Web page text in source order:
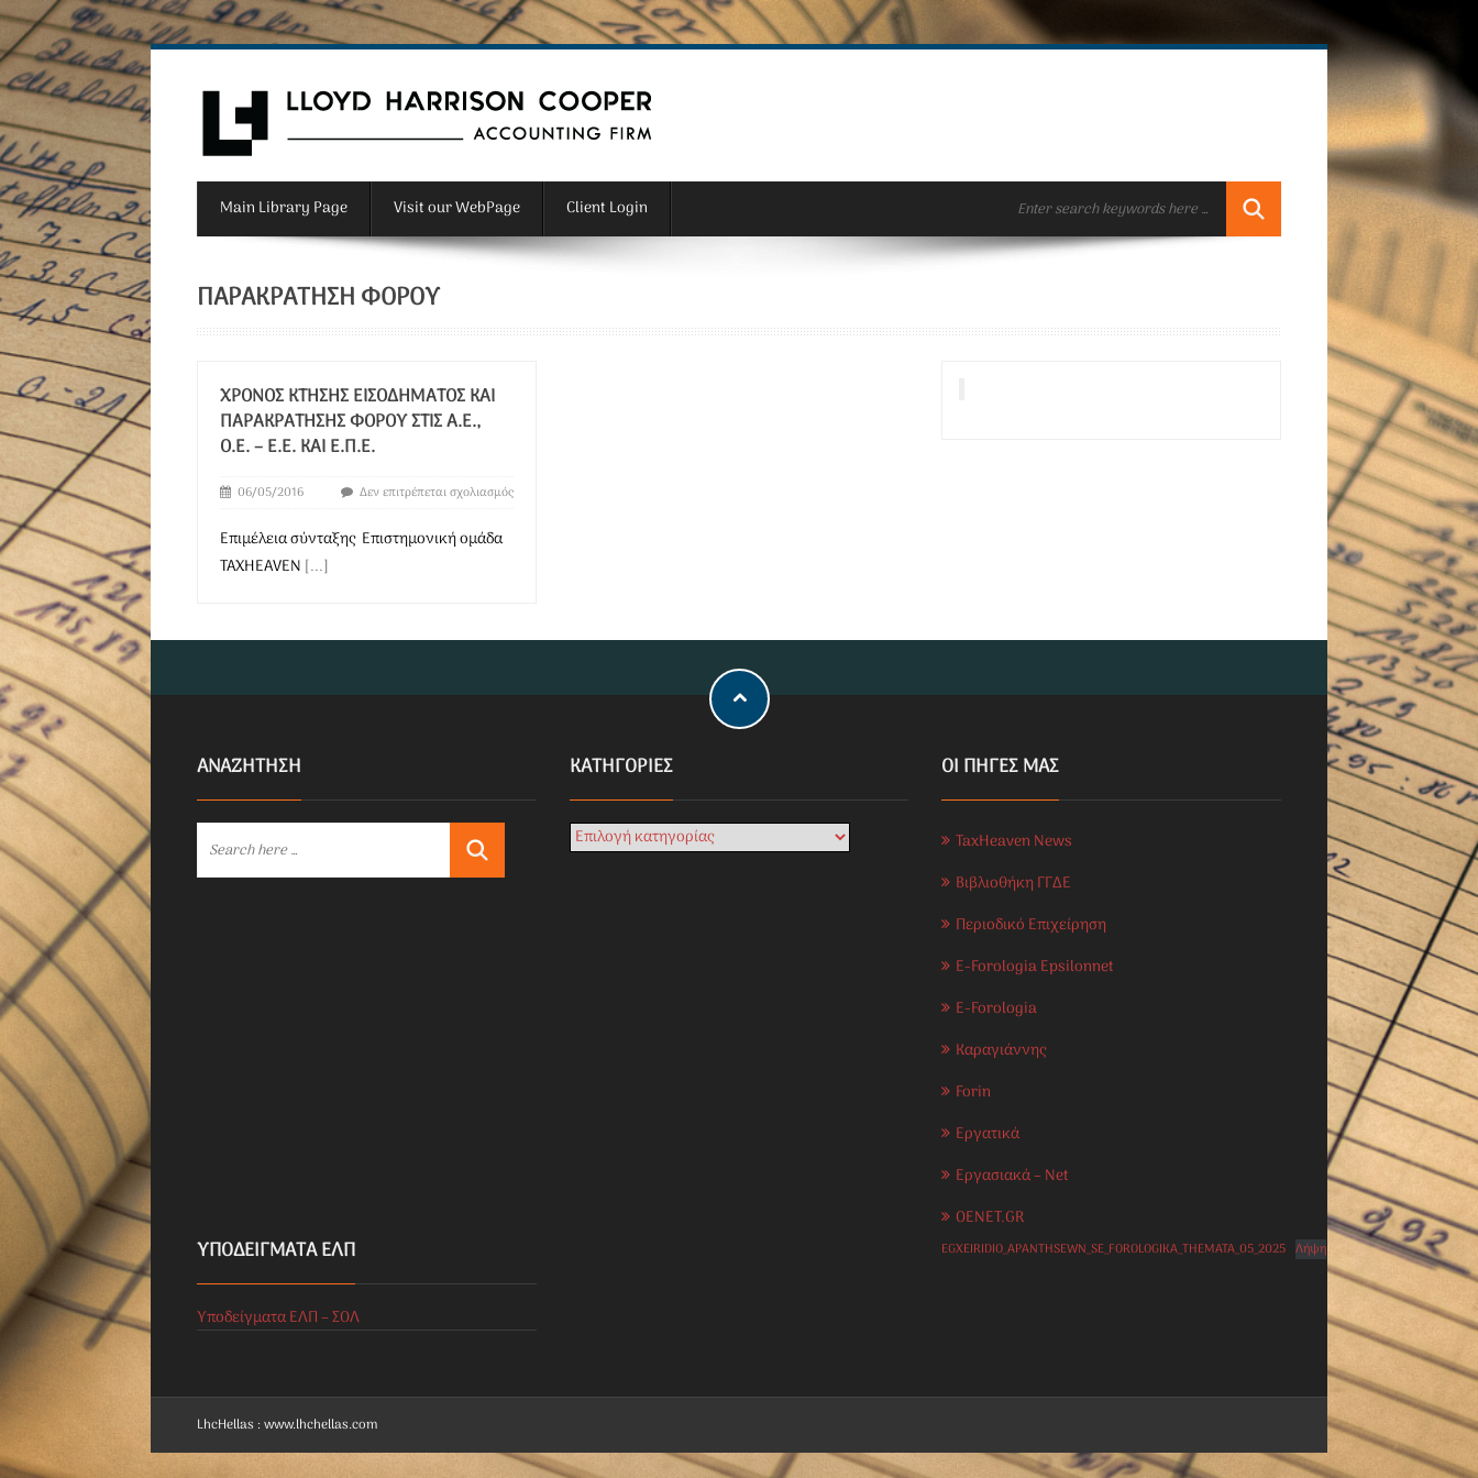
Main Library Page Visit our WebPage Client Login
ΠΑΡΑΚΡΆΤΗΣΗ ΦΌΡΟΥ
ΧΡΌΝΟΣ ΚΤΉΣΗΣ ΕΙΣΟΔΉΜΑΤΟΣ ΚΑΙ
ΠΑΡΑΚΡΆΤΗΣΗΣ ΦΌΡΟΥ ΣΤΙΣ Α.Ε.,
Ο.Ε. – Ε.Ε. ΚΑΙ Ε.Π.Ε.
06/05/2016 Δεν επιτρέπεται σχολιασμός
Επιμέλεια σύνταξης Επιστημονική ομάδα
TAXHEAVEN [...]
ΑΝΑΖΗΤΗΣΗ KΑΤΗΓΟΡΊΕΣ ΟΙ ΠΗΓΕΣ ΜΑΣ
TaxHeaven News
Βιβλιοθήκη ΓΓΔΕ
Περιοδικό Επιχείρηση
E-Forologia Epsilonnet
E-Forologia
Καραγιάννης
Forin
Εργατικά
Εργασιακά – Net
OENET.GR
ΥΠΟΔΕΊΓΜΑΤΑ ΕΛΠ
Υποδείγματα ΕΛΠ – ΣΟΛ
EGXEIRIDIO_APANTHSEWN_SE_FOROLOGIKA_THEMATA_05_2025 Λήψη
LhcHellas : www.lhchellas.com